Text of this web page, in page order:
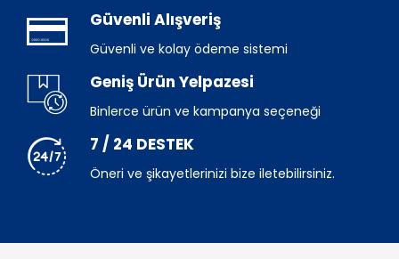
Güvenli Alışveriş
Güvenli ve kolay ödeme sistemi
Geniş Ürün Yelpazesi
Binlerce ürün ve kampanya seçeneği
7 / 24 DESTEK
Öneri ve şikayetlerinizi bize iletebilirsiniz.